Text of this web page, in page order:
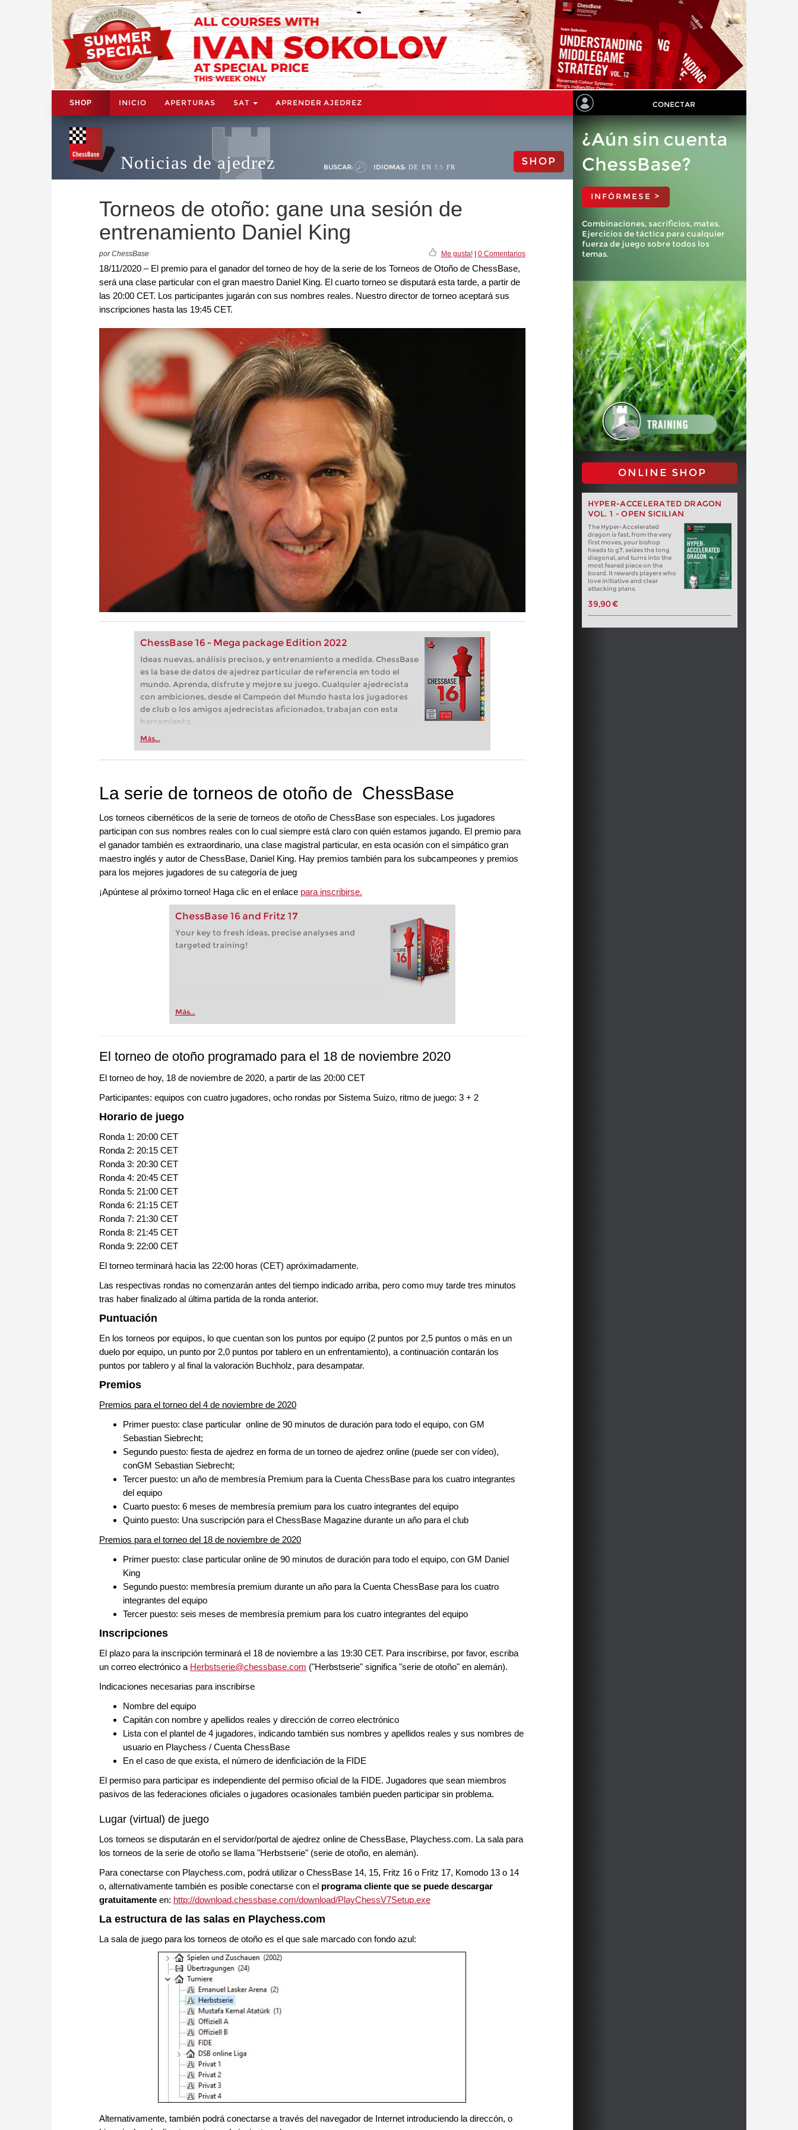
SHOP INICIO APERTURAS SAT APRENDER AJEDREZ CONECTAR
Noticias de ajedrez BUSCAR: IDIOMAS: DE EN ES FR SHOP
Torneos de otoño: gane una sesión de
entrenamiento Daniel King
por ChessBase Me gusta!| 0 Comentarios
18/11/2020 – El premio para el ganador del torneo de hoy de la serie de los Torneos de Otoño de ChessBase,
será una clase particular con el gran maestro Daniel King. El cuarto torneo se disputará esta tarde, a partir de
las 20:00 CET. Los participantes jugarán con sus nombres reales. Nuestro director de torneo aceptará sus
inscripciones hasta las 19:45 CET.
ChessBase 16 - Mega package Edition 2022
Ideas nuevas, análisis precisos, y entrenamiento a medida. ChessBase
es la base de datos de ajedrez particular de referencia en todo el
mundo. Aprenda, disfrute y mejore su juego. Cualquier ajedrecista
con ambiciones, desde el Campeón del Mundo hasta los jugadores
de club o los amigos ajedrecistas aficionados, trabajan con esta
herramienta.
Más...
¿Aún sin cuenta
ChessBase?
INFÓRMESE >
Combinaciones, sacrificios, mates.
Ejercicios de táctica para cualquier
fuerza de juego sobre todos los
temas.
ONLINE SHOP
HYPER-ACCELERATED DRAGON
VOL. 1 - OPEN SICILIAN
The Hyper-Accelerated
dragon is fast, from the very
first moves, your bishop
heads to g7, seizes the long
diagonal, and turns into the
most feared piece on the
board. It rewards players who
love initiative and clear
attacking plans.
39,90 €
La serie de torneos de otoño de ChessBase
Los torneos cibernéticos de la serie de torneos de otoño de ChessBase son especiales. Los jugadores
participan con sus nombres reales con lo cual siempre está claro con quién estamos jugando. El premio para
el ganador también es extraordinario, una clase magistral particular, en esta ocasión con el simpático gran
maestro inglés y autor de ChessBase, Daniel King. Hay premios también para los subcampeones y premios
para los mejores jugadores de su categoría de jueg
¡Apúntese al próximo torneo! Haga clic en el enlace para inscribirse.
ChessBase 16 and Fritz 17
Your key to fresh ideas, precise analyses and
targeted training!
Más...
El torneo de otoño programado para el 18 de noviembre 2020
El torneo de hoy, 18 de noviembre de 2020, a partir de las 20:00 CET
Participantes: equipos con cuatro jugadores, ocho rondas por Sistema Suizo, ritmo de juego: 3 + 2
Horario de juego
Ronda 1: 20:00 CET
Ronda 2: 20:15 CET
Ronda 3: 20:30 CET
Ronda 4: 20:45 CET
Ronda 5: 21:00 CET
Ronda 6: 21:15 CET
Ronda 7: 21:30 CET
Ronda 8: 21:45 CET
Ronda 9: 22:00 CET
El torneo terminará hacia las 22:00 horas (CET) apróximadamente.
Las respectivas rondas no comenzarán antes del tiempo indicado arriba, pero como muy tarde tres minutos
tras haber finalizado al última partida de la ronda anterior.
Puntuación
En los torneos por equipos, lo que cuentan son los puntos por equipo (2 puntos por 2,5 puntos o más en un
duelo por equipo, un punto por 2,0 puntos por tablero en un enfrentamiento), a continuación contarán los
puntos por tablero y al final la valoración Buchholz, para desampatar.
Premios
Premios para el torneo del 4 de noviembre de 2020
Primer puesto: clase particular online de 90 minutos de duración para todo el equipo, con GM
Sebastian Siebrecht;
Segundo puesto: fiesta de ajedrez en forma de un torneo de ajedrez online (puede ser con vídeo),
conGM Sebastian Siebrecht;
Tercer puesto: un año de membresía Premium para la Cuenta ChessBase para los cuatro integrantes
del equipo
Cuarto puesto: 6 meses de membresía premium para los cuatro integrantes del equipo
Quinto puesto: Una suscripción para el ChessBase Magazine durante un año para el club
Premios para el torneo del 18 de noviembre de 2020
Primer puesto: clase particular online de 90 minutos de duración para todo el equipo, con GM Daniel
King
Segundo puesto: membresía premium durante un año para la Cuenta ChessBase para los cuatro
integrantes del equipo
Tercer puesto: seis meses de membresía premium para los cuatro integrantes del equipo
Inscripciones
El plazo para la inscripción terminará el 18 de noviembre a las 19:30 CET. Para inscribirse, por favor, escriba
un correo electrónico a Herbstserie@chessbase.com ("Herbstserie" significa "serie de otoño" en alemán).
Indicaciones necesarias para inscribirse
Nombre del equipo
Capitán con nombre y apellidos reales y dirección de correo electrónico
Lista con el plantel de 4 jugadores, indicando también sus nombres y apellidos reales y sus nombres de
usuario en Playchess / Cuenta ChessBase
En el caso de que exista, el número de idenficiación de la FIDE
El permiso para participar es independiente del permiso oficial de la FIDE. Jugadores que sean miembros
pasivos de las federaciones oficiales o jugadores ocasionales también pueden participar sin problema.
Lugar (virtual) de juego
Los torneos se disputarán en el servidor/portal de ajedrez online de ChessBase, Playchess.com. La sala para
los torneos de la serie de otoño se llama "Herbstserie" (serie de otoño, en alemán).
Para conectarse con Playchess.com, podrá utilizar o ChessBase 14, 15, Fritz 16 o Fritz 17, Komodo 13 o 14
o, alternativamente también es posible conectarse con el programa cliente que se puede descargar
gratuitamente en: http://download.chessbase.com/download/PlayChessV7Setup.exe
La estructura de las salas en Playchess.com
La sala de juego para los torneos de otoño es el que sale marcado con fondo azul:
Alternativamente, también podrá conectarse a través del navegador de Internet introduciendo la direccón, o